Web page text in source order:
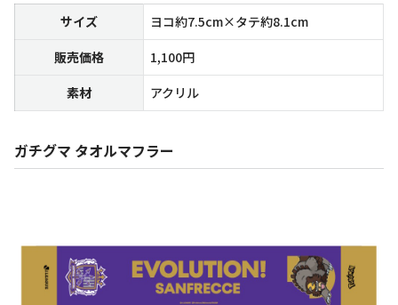
サイズ
ヨコ約7.5cm×タテ約8.1cm
販売価格
1,100円
素材
アクリル
ガチグマ タオルマフラー